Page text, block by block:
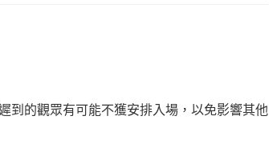
到的觀眾有可能不獲安排入場，以免影響其他